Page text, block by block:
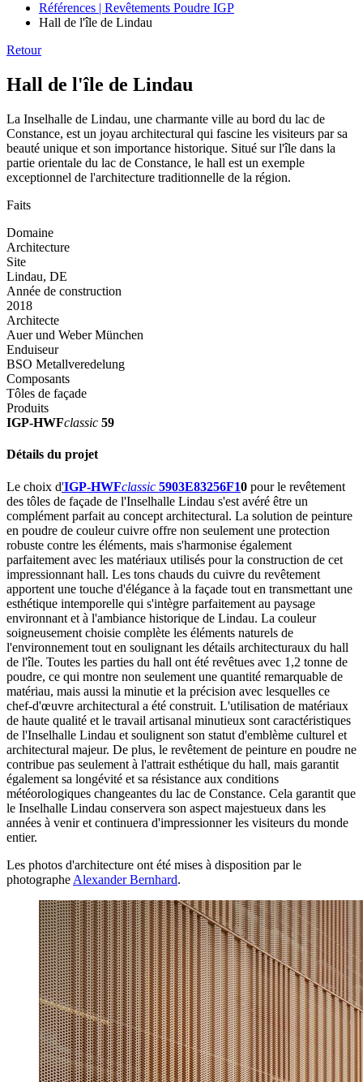
Références | Revêtements Poudre IGP
Hall de l'île de Lindau
Retour
Hall de l'île de Lindau
La Inselhalle de Lindau, une charmante ville au bord du lac de
Constance, est un joyau architectural qui fascine les visiteurs par sa
beauté unique et son importance historique. Situé sur l'île dans la
partie orientale du lac de Constance, le hall est un exemple
exceptionnel de l'architecture traditionnelle de la région.
Faits
Domaine
Architecture
Site
Lindau, DE
Année de construction
2018
Architecte
Auer und Weber München
Enduiseur
BSO Metallveredelung
Composants
Tôles de façade
Produits
IGP-HWFclassic 59
Détails du projet
Le choix d'IGP-HWFclassic 5903E83256F10 pour le revêtement
des tôles de façade de l'Inselhalle Lindau s'est avéré être un
complément parfait au concept architectural. La solution de peinture
en poudre de couleur cuivre offre non seulement une protection
robuste contre les éléments, mais s'harmonise également
parfaitement avec les matériaux utilisés pour la construction de cet
impressionnant hall. Les tons chauds du cuivre du revêtement
apportent une touche d'élégance à la façade tout en transmettant une
esthétique intemporelle qui s'intègre parfaitement au paysage
environnant et à l'ambiance historique de Lindau. La couleur
soigneusement choisie complète les éléments naturels de
l'environnement tout en soulignant les détails architecturaux du hall
de l'île. Toutes les parties du hall ont été revêtues avec 1,2 tonne de
poudre, ce qui montre non seulement une quantité remarquable de
matériau, mais aussi la minutie et la précision avec lesquelles ce
chef-d'œuvre architectural a été construit. L'utilisation de matériaux
de haute qualité et le travail artisanal minutieux sont caractéristiques
de l'Inselhalle Lindau et soulignent son statut d'emblème culturel et
architectural majeur. De plus, le revêtement de peinture en poudre ne
contribue pas seulement à l'attrait esthétique du hall, mais garantit
également sa longévité et sa résistance aux conditions
météorologiques changeantes du lac de Constance. Cela garantit que
le Inselhalle Lindau conservera son aspect majestueux dans les
années à venir et continuera d'impressionner les visiteurs du monde
entier.
Les photos d'architecture ont été mises à disposition par le
photographe Alexander Bernhard.